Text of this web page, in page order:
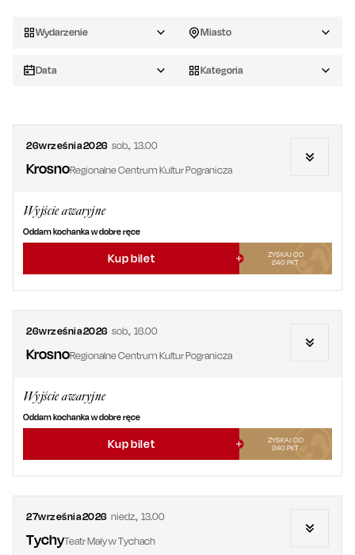
Wydarzenie Miasto
Data Kategoria
26września2026 sob., 13.00
KrosnoRegionalne Centrum Kultur Pogranicza
Wyjście awaryjne
Oddam kochanka w dobre ręce
Kup bilet
ZYSKAJ OD
240 PKT
26września2026 sob., 16.00
KrosnoRegionalne Centrum Kultur Pogranicza
Wyjście awaryjne
Oddam kochanka w dobre ręce
Kup bilet
ZYSKAJ OD
240 PKT
27września2026 niedz., 13.00
TychyTeatr Mały w Tychach